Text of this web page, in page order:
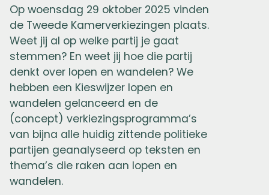
Op woensdag 29 oktober 2025 vinden
de Tweede Kamerverkiezingen plaats.
Weet jij al op welke partij je gaat
stemmen? En weet jij hoe die partij
denkt over lopen en wandelen? We
hebben een Kieswijzer lopen en
wandelen gelanceerd en de
(concept) verkiezingsprogramma’s
van bijna alle huidig zittende politieke
partijen geanalyseerd op teksten en
thema’s die raken aan lopen en
wandelen.